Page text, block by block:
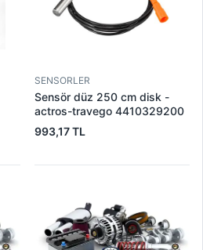
SENSORLER
Sensör düz 250 cm disk -
actros-travego 4410329200
993,17 TL